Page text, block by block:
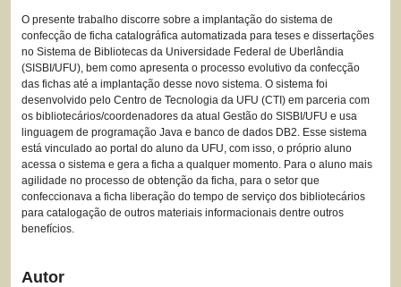
O presente trabalho discorre sobre a implantação do sistema de
confecção de ficha catalográfica automatizada para teses e dissertações
no Sistema de Bibliotecas da Universidade Federal de Uberlândia
(SISBI/UFU), bem como apresenta o processo evolutivo da confecção
das fichas até a implantação desse novo sistema. O sistema foi
desenvolvido pelo Centro de Tecnologia da UFU (CTI) em parceria com
os bibliotecários/coordenadores da atual Gestão do SISBI/UFU e usa
linguagem de programação Java e banco de dados DB2. Esse sistema
está vinculado ao portal do aluno da UFU, com isso, o próprio aluno
acessa o sistema e gera a ficha a qualquer momento. Para o aluno mais
agilidade no processo de obtenção da ficha, para o setor que
confeccionava a ficha liberação do tempo de serviço dos bibliotecários
para catalogação de outros materiais informacionais dentre outros
benefícios.
Autor